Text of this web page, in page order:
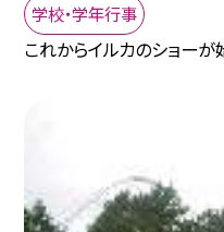
学校・学年行事
これからイルカのショーが